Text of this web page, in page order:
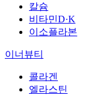
칼슘
비타민D·K
이소플라본
이너뷰티
콜라겐
엘라스틴